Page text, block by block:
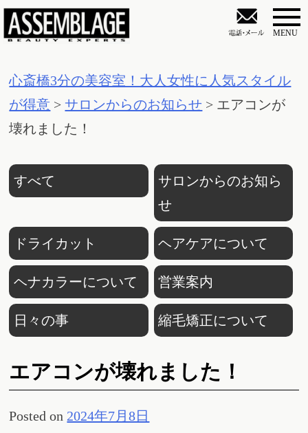
S
k
心斎橋3分の美容室！大人女性に人気スタイル
が得意 > サロンからのお知らせ > エアコンが
壊れました！
すべて
サロンからのお知ら
せ
ドライカット ヘアケアについて
ヘナカラーについて 営業案内
日々の事 縮毛矯正について
エアコンが壊れました！
Posted on 2024年7月8日